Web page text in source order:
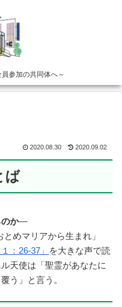
参加の共同体へ～
2020.08.30 2020.09.02
ば
か—
めマリアから生まれ」
１：26-37」
を大きな声で読
天使は「聖霊があなたに
う」と言う。